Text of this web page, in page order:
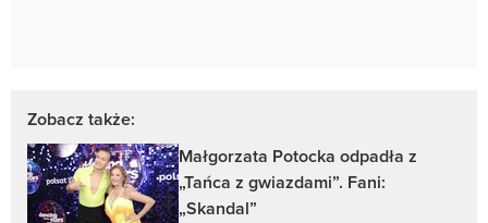
Zobacz także:
Małgorzata Potocka odpadła z
„Tańca z gwiazdami”. Fani:
„Skandal”